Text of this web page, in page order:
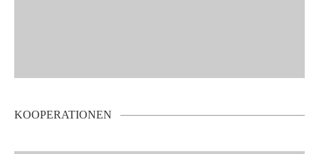
KOOPERATIONEN